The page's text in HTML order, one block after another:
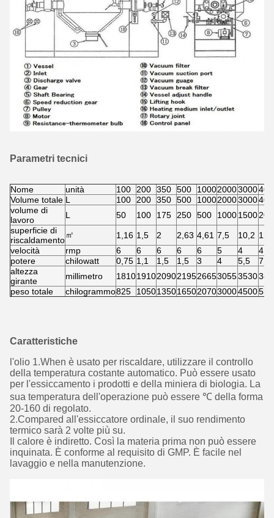
Parametri tecnici
Nome unità 100 200 350 500 100020003000
Volume totale L 100 200 350 500 100020003000
volume di
lavoro
L 50 100 175 250 500 10001500
superficie di
riscaldamento
㎡ 1,16 1,5 2 2,63 4,61 7,5 10,2
velocità
rmp 6 6 6 6 6 5 4
4
potere
chilowatt 0,75 1,1 1,5 1,5 3 4 5,5
7,5
altezza
girante
millimetro 1810191020902195266530553530
peso totale
chilogrammo825 105013501650207030004500
Caratteristiche
l'olio 1.When è usato per riscaldare, utilizzare il controllo
della temperatura costante automatico. Può essere usato
per l'essiccamento i prodotti e della miniera di biologia. La
sua temperatura dell'operazione può essere ℃ della forma
20-160 di regolato.
2.Compared all'essiccatore ordinale, il suo rendimento
termico sarà 2 volte più su.
Il calore è indiretto. Così la materia prima non può essere
inquinata. È conforme al requisito di GMP. È facile nel
lavaggio e nella manutenzione.